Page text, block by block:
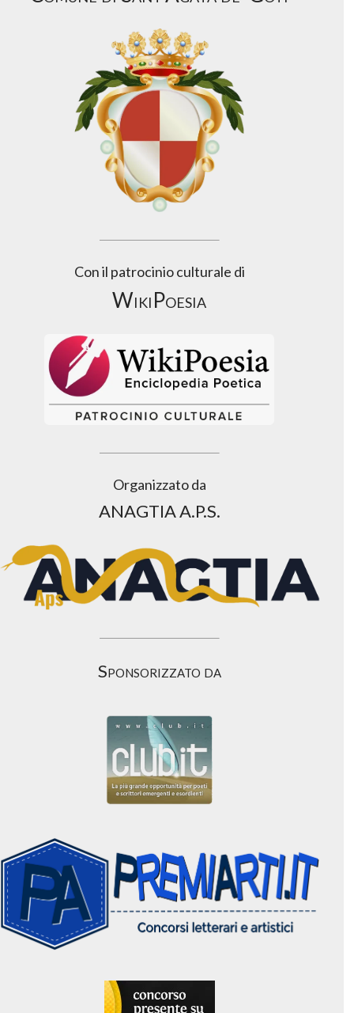
Con il patrocinio culturale di
WikiPoesia
Organizzato da
ANAGTIA A.P.S.
Sponsorizzato da